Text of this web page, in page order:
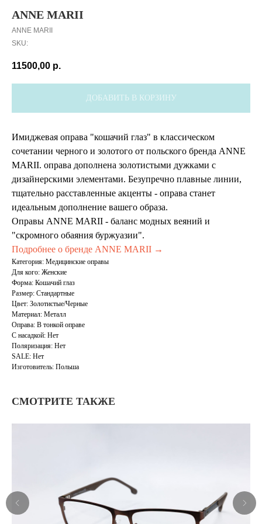
ANNE MARII
ANNE MARII
SKU:
11500,00 р.
ДОБАВИТЬ В КОРЗИНУ
Имиджевая оправа "кошачий глаз" в классическом
сочетании черного и золотого от польского бренда ANNE
MARII. оправа дополнена золотистыми дужками с
дизайнерскими элементами. Безупречно плавные линии,
тщательно расставленные акценты - оправа станет
идеальным дополнение вашего образа.
Оправы ANNE MARII - баланс модных веяний и
"скромного обаяния буржуазии".
Подробнее о бренде ANNE MARII →
Категория: Медицинские оправы
Для кого: Женские
Форма: Кошачий глаз
Размер: Стандартные
Цвет: Золотистые/Черные
Материал: Металл
Оправа: В тонкой оправе
С насадкой: Нет
Поляризация: Нет
SALE: Нет
Изготовитель: Польша
СМОТРИТЕ ТАКЖЕ